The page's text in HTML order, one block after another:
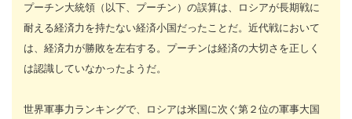
プーチン大統領（以下、プーチン）の誤算は、ロシアが長期戦に
耐える経済力を持たない経済小国だったことだ。近代戦において
は、経済力が勝敗を左右する。プーチンは経済の大切さを正しく
は認識していなかったようだ。
世界軍事力ランキングで、ロシアは米国に次ぐ第２位の軍事大国